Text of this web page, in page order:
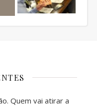
Quem vai atirar a